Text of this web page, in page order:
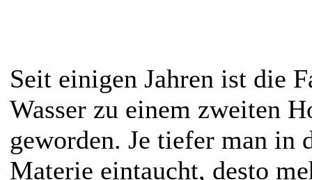
Seit einigen Jahren ist die
Wasser zu einem zweiten
geworden. Je tiefer man in
Materie eintaucht, desto